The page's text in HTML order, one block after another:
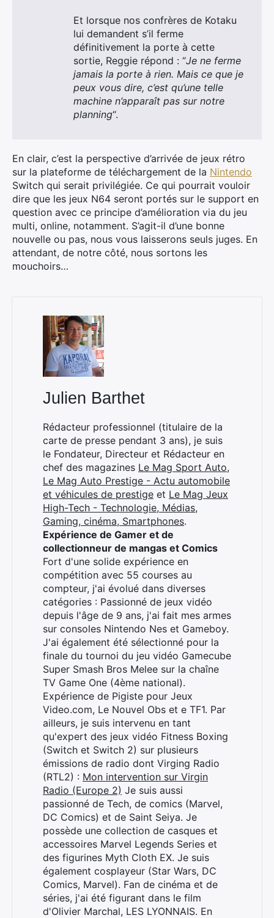
Et lorsque nos confrères de Kotaku
lui demandent s’il ferme
définitivement la porte à cette
sortie, Reggie répond : “Je ne ferme
jamais la porte à rien. Mais ce que je
peux vous dire, c’est qu’une telle
machine n’apparaît pas sur notre
planning“.
En clair, c’est la perspective d’arrivée de jeux rétro
sur la plateforme de téléchargement de la Nintendo
Switch qui serait privilégiée. Ce qui pourrait vouloir
dire que les jeux N64 seront portés sur le support en
question avec ce principe d’amélioration via du jeu
multi, online, notamment. S’agit-il d’une bonne
nouvelle ou pas, nous vous laisserons seuls juges. En
attendant, de notre côté, nous sortons les
mouchoirs…
Julien Barthet
Rédacteur professionnel (titulaire de la
carte de presse pendant 3 ans), je suis
le Fondateur, Directeur et Rédacteur en
chef des magazines Le Mag Sport Auto,
Le Mag Auto Prestige - Actu automobile
et véhicules de prestige et Le Mag Jeux
High-Tech - Technologie, Médias,
Gaming, cinéma, Smartphones.
Expérience de Gamer et de
collectionneur de mangas et Comics
Fort d'une solide expérience en
compétition avec 55 courses au
compteur, j'ai évolué dans diverses
catégories : Passionné de jeux vidéo
depuis l'âge de 9 ans, j'ai fait mes armes
sur consoles Nintendo Nes et Gameboy.
J'ai également été sélectionné pour la
finale du tournoi du jeu vidéo Gamecube
Super Smash Bros Melee sur la chaîne
TV Game One (4ème national).
Expérience de Pigiste pour Jeux
Video.com, Le Nouvel Obs et e TF1. Par
ailleurs, je suis intervenu en tant
qu'expert des jeux vidéo Fitness Boxing
(Switch et Switch 2) sur plusieurs
émissions de radio dont Virging Radio
(RTL2) : Mon intervention sur Virgin
Radio (Europe 2) Je suis aussi
passionné de Tech, de comics (Marvel,
DC Comics) et de Saint Seiya. Je
possède une collection de casques et
accessoires Marvel Legends Series et
des figurines Myth Cloth EX. Je suis
également cosplayeur (Star Wars, DC
Comics, Marvel). Fan de cinéma et de
séries, j'ai été figurant dans le film
d'Olivier Marchal, LES LYONNAIS. En
×